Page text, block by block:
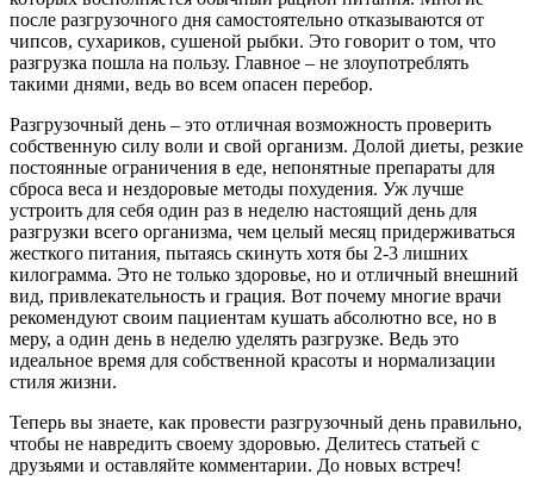
после разгрузочного дня самостоятельно отказываются от
чипсов, сухариков, сушеной рыбки. Это говорит о том, что
разгрузка пошла на пользу. Главное – не злоупотреблять
такими днями, ведь во всем опасен перебор.
Разгрузочный день – это отличная возможность проверить
собственную силу воли и свой организм. Долой диеты, резкие
постоянные ограничения в еде, непонятные препараты для
сброса веса и нездоровые методы похудения. Уж лучше
устроить для себя один раз в неделю настоящий день для
разгрузки всего организма, чем целый месяц придерживаться
жесткого питания, пытаясь скинуть хотя бы 2-3 лишних
килограмма. Это не только здоровье, но и отличный внешний
вид, привлекательность и грация. Вот почему многие врачи
рекомендуют своим пациентам кушать абсолютно все, но в
меру, а один день в неделю уделять разгрузке. Ведь это
идеальное время для собственной красоты и нормализации
стиля жизни.
Теперь вы знаете, как провести разгрузочный день правильно,
чтобы не навредить своему здоровью. Делитесь статьей с
друзьями и оставляйте комментарии. До новых встреч!